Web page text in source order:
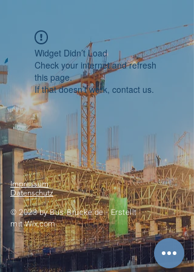
Widget Didn’t Load
Check your internet and refresh
this page.
If that doesn’t work, contact us.
Impressum
Datenschutz
© 2023 byBus-Brücke.de -Erstellt
mitWix.com